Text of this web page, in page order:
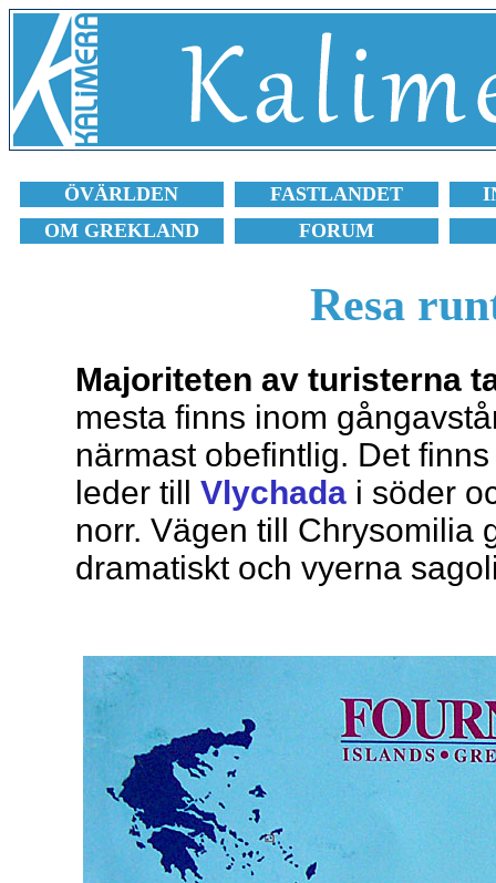
ÖVÄRLDEN FASTLANDET
OM GREKLAND
FORUM
Resa
Majoriteten av turisterna
mesta finns inom
närmast obefintlig. Det
leder till Vlychada i söder
norr. Vägen till Chrysomilia
dramatiskt och vyerna